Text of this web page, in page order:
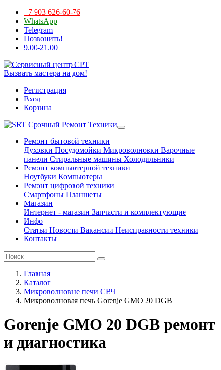
+7 903 626-60-76
WhatsApp
Telegram
Позвонить!
9.00-21.00
Вызвать мастера на дом!
Регистрация
Вход
Корзина
Срочный Ремонт Техники
Ремонт бытовой техники
Духовки Посудомойки Микроволновки Варочные
панели Стиральные машины Холодильники
Ремонт компьютерной техники
Ноутбуки Компьютеры
Ремонт цифровой техники
Смартфоны Планшеты
Магазин
Интернет - магазин Запчасти и комплектующие
Инфо
Статьи Новости Вакансии Неисправности техники
Контакты
Главная
Каталог
Микроволновые печи СВЧ
Микроволновая печь Gorenje GMO 20 DGB
Gorenje GMO 20 DGB ремонт
и диагностика